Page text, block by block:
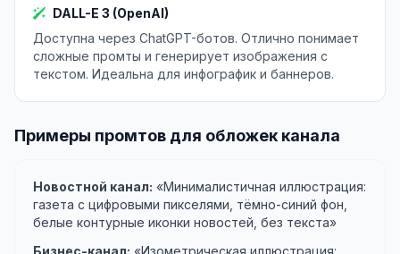
DALL-E 3 (OpenAI)
Доступна через ChatGPT-ботов. Отлично понимает
сложные промты и генерирует изображения с
текстом. Идеальна для инфографик и баннеров.
Примеры промтов для обложек канала
Новостной канал: «Минималистичная иллюстрация:
газета с цифровыми пикселями, тёмно-синий фон,
белые контурные иконки новостей, без текста»
Бизнес-канал: «Изометрическая иллюстрация: